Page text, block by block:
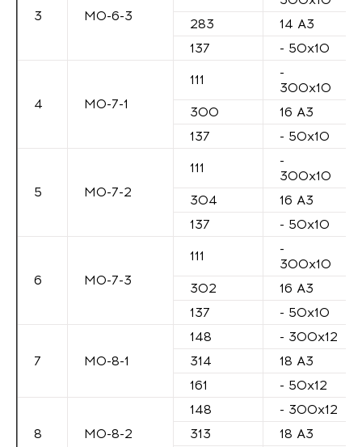
3 М0-6-3
283
14 А3
137
- 50х10
4 М0-7-1
111
-
300х10
300
16 А3
137
- 50х10
5 М0-7-2
111
-
300х10
304
16 А3
137
- 50х10
6 М0-7-3
111
-
300х10
302
16 А3
137
- 50х10
7 М0-8-1
148
- 300х12
314
18 А3
161
- 50х12
8 М0-8-2
148
- 300х12
313
18 А3